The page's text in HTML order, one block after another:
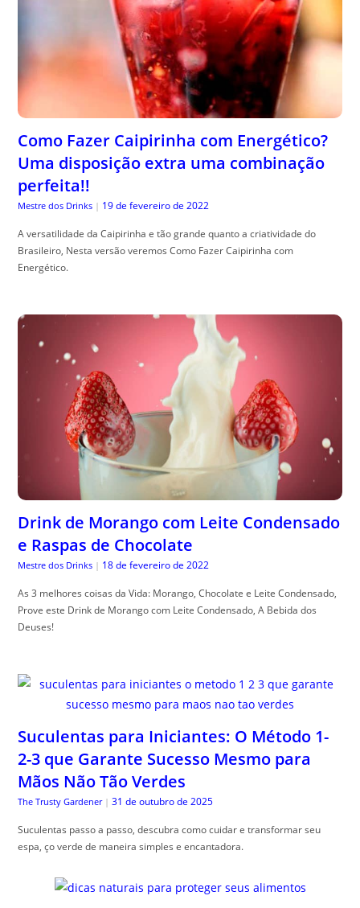
Como Fazer Caipirinha com Energético?
Uma disposição extra uma combinação
perfeita!!
Mestre dos Drinks | 19 de fevereiro de 2022
A versatilidade da Caipirinha e tão grande quanto a criatividade do
Brasileiro, Nesta versão veremos Como Fazer Caipirinha com
Energético.
Drink de Morango com Leite Condensado
e Raspas de Chocolate
Mestre dos Drinks | 18 de fevereiro de 2022
As 3 melhores coisas da Vida: Morango, Chocolate e Leite Condensado,
Prove este Drink de Morango com Leite Condensado, A Bebida dos
Deuses!
Suculentas para Iniciantes: O Método 1-
2-3 que Garante Sucesso Mesmo para
Mãos Não Tão Verdes
The Trusty Gardener | 31 de outubro de 2025
Suculentas passo a passo, descubra como cuidar e transformar seu
espa, ço verde de maneira simples e encantadora.